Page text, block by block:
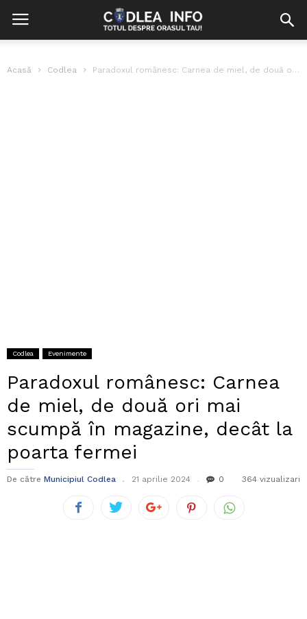
Acasă Codlea Paradoxul românesc: Carnea de miel, de două ori mai scumpă în magazine,...
Codlea Evenimente
Paradoxul românesc: Carnea
de miel, de două ori mai
scumpă în magazine, decât la
poarta fermei
De către Municipiul Codlea 21 aprilie 2024 0 364 vizualizari